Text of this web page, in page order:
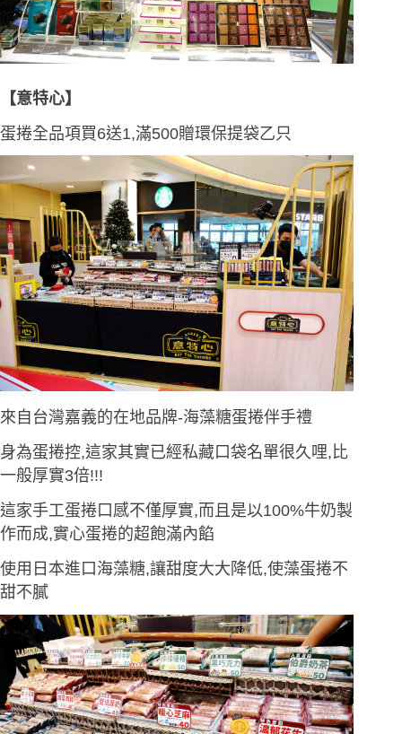
【意特心】
蛋捲全品項買6送1,滿500贈環保提袋乙只
來自台灣嘉義的在地品牌-海藻糖蛋捲伴手禮
身為蛋捲控,這家其實已經私藏口袋名單很久哩,比
一般厚實3倍!!!
這家手工蛋捲口感不僅厚實,而且是以100%牛奶製
作而成,實心蛋捲的超飽滿內餡
使用日本進口海藻糖,讓甜度大大降低,使藻蛋捲不
甜不膩